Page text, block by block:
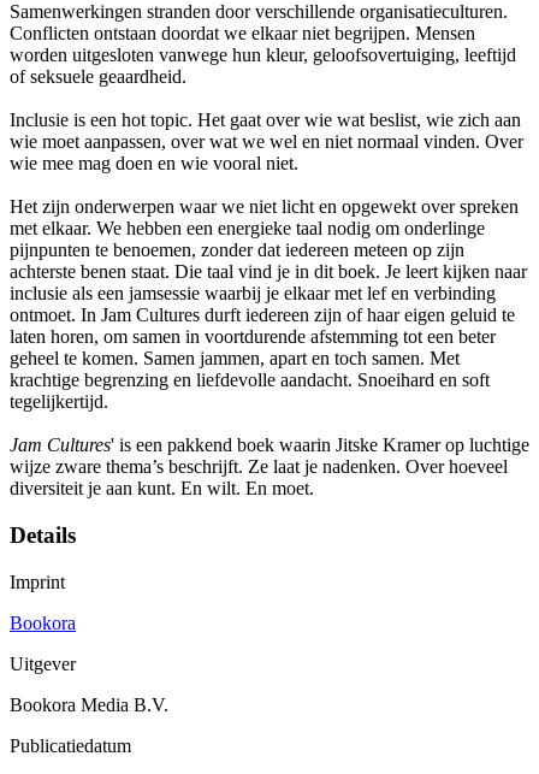
Samenwerkingen stranden door verschillende organisatieculturen.
Conflicten ontstaan doordat we elkaar niet begrijpen. Mensen
worden uitgesloten vanwege hun kleur, geloofsovertuiging, leeftijd
of seksuele geaardheid.
Inclusie is een hot topic. Het gaat over wie wat beslist, wie zich aan
wie moet aanpassen, over wat we wel en niet normaal vinden. Over
wie mee mag doen en wie vooral niet.
Het zijn onderwerpen waar we niet licht en opgewekt over spreken
met elkaar. We hebben een energieke taal nodig om onderlinge
pijnpunten te benoemen, zonder dat iedereen meteen op zijn
achterste benen staat. Die taal vind je in dit boek. Je leert kijken naar
inclusie als een jamsessie waarbij je elkaar met lef en verbinding
ontmoet. In Jam Cultures durft iedereen zijn of haar eigen geluid te
laten horen, om samen in voortdurende afstemming tot een beter
geheel te komen. Samen jammen, apart en toch samen. Met
krachtige begrenzing en liefdevolle aandacht. Snoeihard en soft
tegelijkertijd.
Jam Cultures' is een pakkend boek waarin Jitske Kramer op luchtige
wijze zware thema’s beschrijft. Ze laat je nadenken. Over hoeveel
diversiteit je aan kunt. En wilt. En moet.
Details
Imprint
Bookora
Uitgever
Bookora Media B.V.
Publicatiedatum